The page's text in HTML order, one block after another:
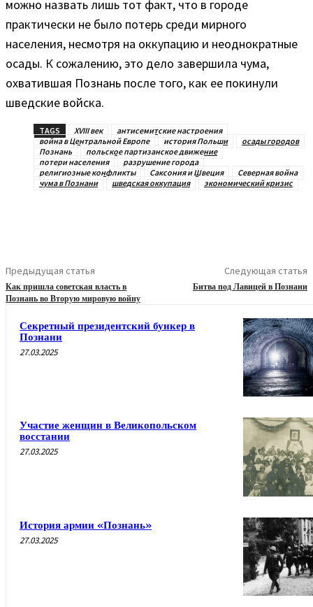
можно назвать лишь тот факт, что в городе
практически не было потерь среди мирного
населения, несмотря на оккупацию и неоднократные
осады. К сожалению, это дело завершила чума,
охватившая Познань после того, как ее покинули
шведские войска.
TAGS XVIII век
антисемитские настроения
война в Центральной Европе
история Польши
осады городов
Познань
польское партизанское движение
потери населения
разрушение города
религиозные конфликты
Саксония и Швеция
Северная война
чума в Познани
шведская оккупация экономический кризис
Предыдущая статья
Как пришла советская власть в
Познань во Вторую мировую войну
Следующая статья
Битва под Лавицей в Познани
Секретный президентский бункер в
Познани
27.03.2025
Участие женщин в Великопольском
восстании
27.03.2025
История армии «Познань»
27.03.2025